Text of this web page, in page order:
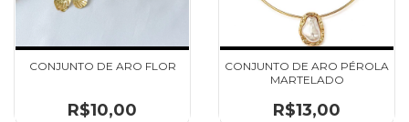
CONJUNTO DE ARO FLOR
R$10,00
CONJUNTO DE ARO PÉROLA
MARTELADO
R$13,00